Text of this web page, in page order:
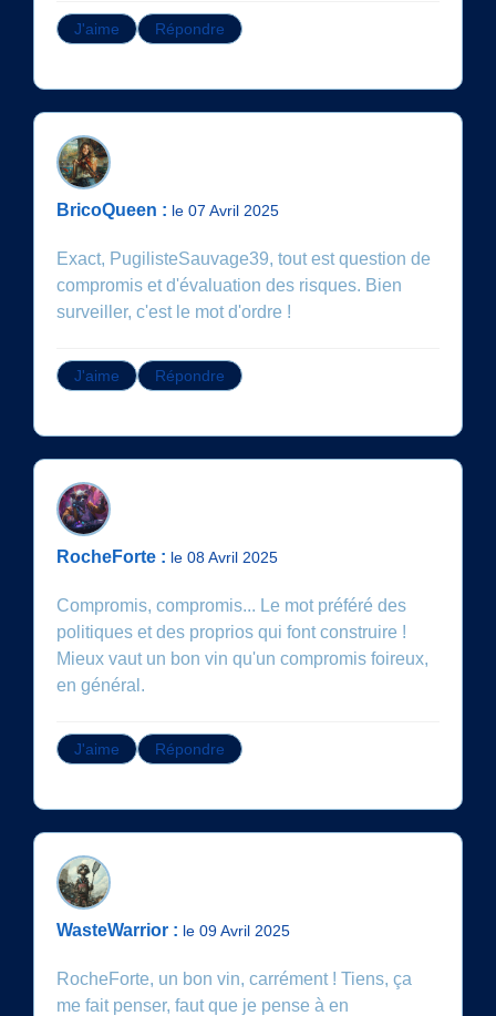
J'aime Répondre
BricoQueen : le 07 Avril 2025
Exact, PugilisteSauvage39, tout est question de
compromis et d'évaluation des risques. Bien
surveiller, c'est le mot d'ordre !
J'aime Répondre
RocheForte : le 08 Avril 2025
Compromis, compromis... Le mot préféré des
politiques et des proprios qui font construire !
Mieux vaut un bon vin qu'un compromis foireux,
en général.
J'aime Répondre
WasteWarrior : le 09 Avril 2025
RocheForte, un bon vin, carrément ! Tiens, ça
me fait penser, faut que je pense à en